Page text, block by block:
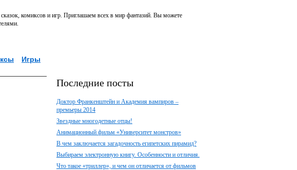
комиксов и игр. Приглашаем всех в мир фантазий. Вы можете
Игры
Последние посты
Доктор Франкенштейн и Академия вампиров –
премьеры 2014
Звездные многодетные отцы!
Анимационный фильм «Университет монстров»
В чем заключается загадочность египетских пирамид?
Выбираем электронную книгу. Особенности и отличия.
Что такое «триллер», и чем он отличается от фильмов